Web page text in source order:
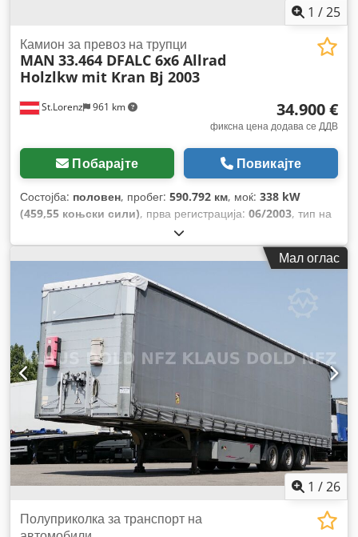
1 /25
St.Lorenz 961 km
Камион за превоз на трупци
MAN 33.464 DFALC 6x6 Allrad
Holzlkw mit Kran Bj 2003
34.900 €
фиксна цена додава се ДДВ
Побарајте Повикајте
Состојба: половен, пробег: 590.792 км, моќ: 338 kW
(459,55 коњски сили), прва регистрација: 06/2003, тип на
, вкупна тежина:
оските:3 оски, кочници:ретардер, боја:бело, тип на
пренос:механички, емисиона класа:Еуро 3, вкупна
ширина:2.550 мм, вкупна висина:
товарниот простор:
5.300 мм, ширина на товарниот
простор:
2.500 мм, Опрема: кран, погон на сите тркала
Мал оглас
1 /26
Полуприколка за транспорт на